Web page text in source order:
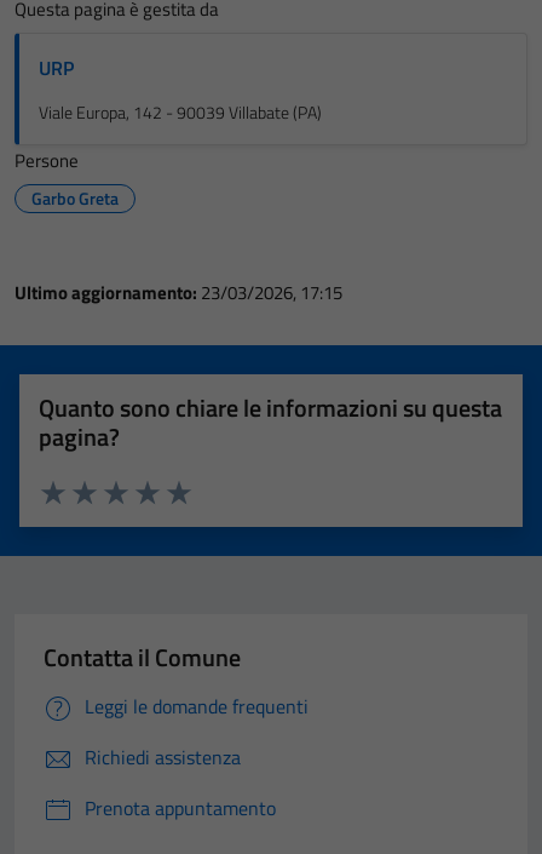
Questa pagina è gestita da
URP
Viale Europa, 142 - 90039 Villabate (PA)
Persone
Garbo Greta
Ultimo aggiornamento: 23/03/2026, 17:15
Quanto sono chiare le informazioni su questa
pagina?
Valuta 5 stelle su 5
Valuta 4 stelle su 5
Valuta 3 stelle su 5
Valuta 2 stelle su 5
Valuta 1 stelle su 5
Contatta il Comune
Leggi le domande frequenti
Richiedi assistenza
Prenota appuntamento